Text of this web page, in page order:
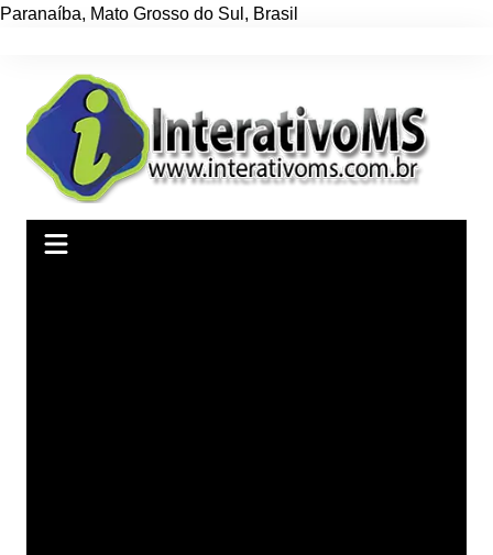
Paranaíba, Mato Grosso do Sul , Brasil
conteúdo